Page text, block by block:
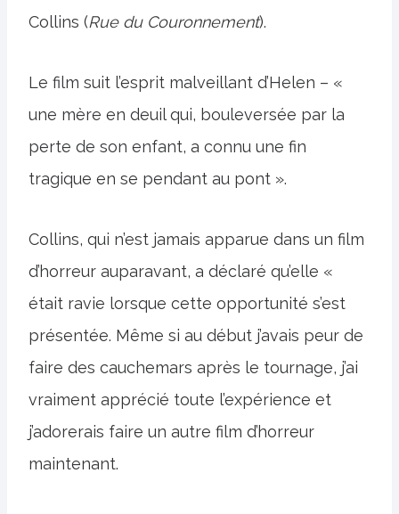
Collins (Rue du Couronnement).
Le film suit l’esprit malveillant d’Helen – «
une mère en deuil qui, bouleversée par la
perte de son enfant, a connu une fin
tragique en se pendant au pont ».
Collins, qui n’est jamais apparue dans un film
d’horreur auparavant, a déclaré qu’elle «
était ravie lorsque cette opportunité s’est
présentée. Même si au début j’avais peur de
faire des cauchemars après le tournage, j’ai
vraiment apprécié toute l’expérience et
j’adorerais faire un autre film d’horreur
maintenant.